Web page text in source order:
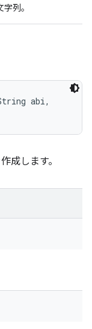
列。
abi,
成します。